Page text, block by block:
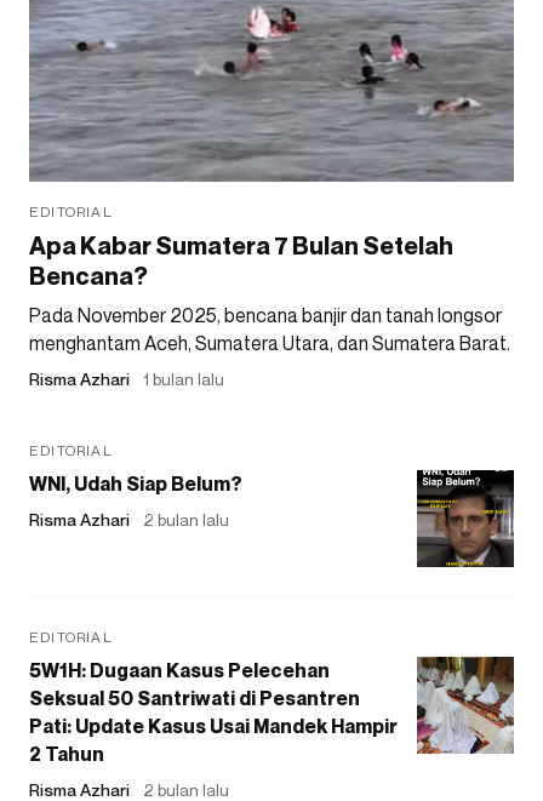
EDITORIAL
Apa Kabar Sumatera 7 Bulan Setelah
Bencana?
Pada November 2025, bencana banjir dan tanah longsor
menghantam Aceh, Sumatera Utara, dan Sumatera Barat.
Risma Azhari 1 bulan lalu
EDITORIAL
WNI, Udah Siap Belum?
Risma Azhari 2 bulan lalu
EDITORIAL
5W1H: Dugaan Kasus Pelecehan
Seksual 50 Santriwati di Pesantren
Pati: Update Kasus Usai Mandek Hampir
2 Tahun
Risma Azhari 2 bulan lalu